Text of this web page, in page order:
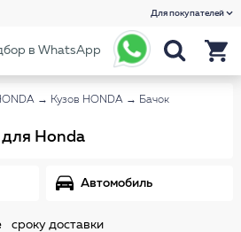
Для покупателей
в WhatsApp
→ Кузов HONDA → Бачок
Honda
Автомобиль
сроку доставки